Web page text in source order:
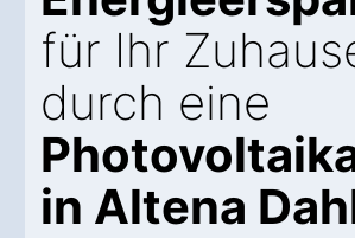
für Ihr
durch eine
in Altena